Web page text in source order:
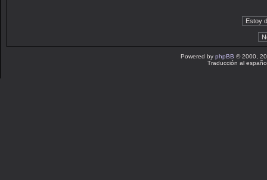
Powered by phpBB © 2000,
Traducción al